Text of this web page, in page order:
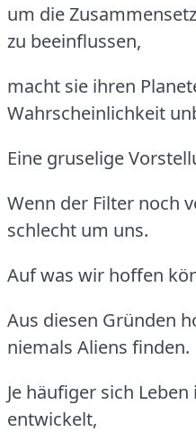
um die
zu beeinflussen,
macht sie ihren
Wahrscheinlichkeit
Eine gruselige
Wenn der Filter noch
schlecht um uns.
Auf was wir hoffen
Aus diesen Gründen
niemals Aliens finden.
Je häufiger sich
entwickelt,